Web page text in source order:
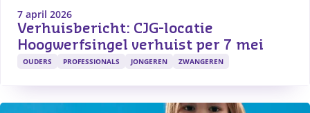
7 april 2026
Verhuisbericht: CJG-locatie
Hoogwerfsingel verhuist per 7 mei
OUDERS PROFESSIONALS JONGEREN ZWANGEREN